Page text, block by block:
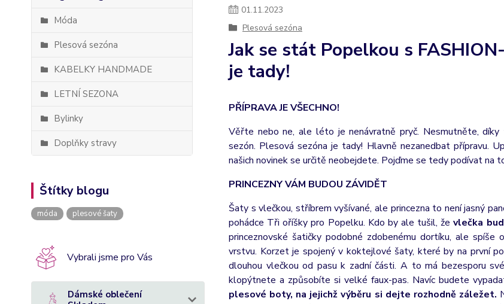
Móda
Plesová sezóna
KABELKY HANDMADE
LETNÍ SEZONA
Bylinky
Doplňky stravy
Štítky blogu
móda plesové šaty
Vybrali jsme pro Vás
Dámské oblečení
01.11.2023
Plesová sezóna
Jak se stát Popelkou s
je tady!
PŘÍPRAVA JE VŠECHNO!
Věřte nebo ne, ale léto je nenávratně pryč. Nesmutněte,
sezón. Plesová sezóna je tady! Hlavně nezanedbat přípravu.
našich novinek se určitě neobejdete. Pojďme se tedy podívat na
PRINCEZNY VÁM BUDOU ZÁVIDĚT
Šaty s vlečkou, stříbrem vyšívané, ale princezna to není jasný
pohádce Tři oříšky pro Popelku. Kdo by ale tušil, ževlečka
princeznovské šatičky podobné zdobenému dortíku, ale
vrstvu. Korzet je spojený v koktejlové šaty, které by na první
dlouhou vlečkou od pasu k zadní části. A to má bezesporu
klopýtnete a způsobíte si velké faux-pas. Navíc budete
plesové boty, na jejichž výběru si dejte rozhodně záležet.